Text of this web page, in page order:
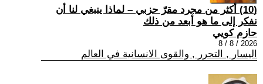
(10) أكثر من مجرد مقرّ حزبي – لماذا ينبغي لنا أن
نفكر إلى ما هو أبعد من ذلك
حازم كويي
2026 / 8 / 8
اليسار , التحرر , والقوى الانسانية في العالم